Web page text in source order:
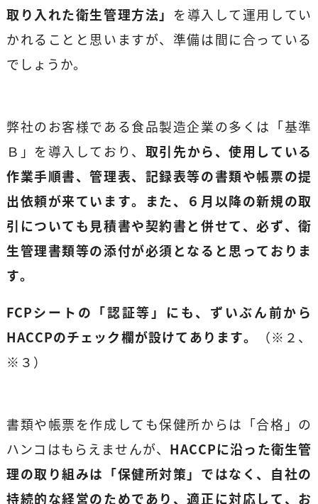
取り入れた衛生管理方法」 を導入して運用してい
かれることと思いますが、準備は間に合っている
でしょうか。
弊社のお客様である食品製造企業の多くは「基準
Ｂ」を導入しており、 取引先から、使用している
作業手順書、管理表、記録表等の書類や帳票の提
出依頼が来ています。また、６月以降の新規の取
引についても見積書や契約書と併せて、必ず、衛
生管理書類等の添付が必須となると思っておりま
す。
FCPシートの「認証等」にも、ずいぶん前から
HACCPのチェック欄が設けてあります。
（※２、
※３）
書類や帳票を作成しても保健所からは「合格」の
ハンコはもらえませんが、 HACCPに沿った衛生管
理の取り組みは「保健所対策」ではなく、自社の
持続的な経営のためであり、適正に対応して、お